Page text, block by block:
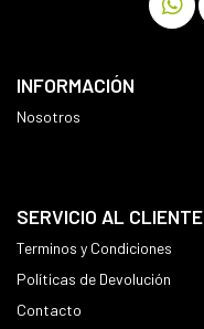
INFORMACIÓN
Nosotros
SERVICIO AL CLIENTE
Terminos y Condiciones
Políticas de Devolución
Contacto